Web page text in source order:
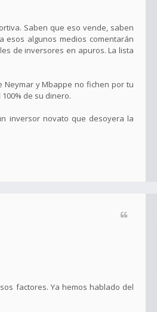
Saben que eso vende, saben
algunos medios comentarán
de inversores en apuros. La lista
y Mbappe no fichen por tu
de su dinero.
inversor novato que desoyera la
factores. Ya hemos hablado del